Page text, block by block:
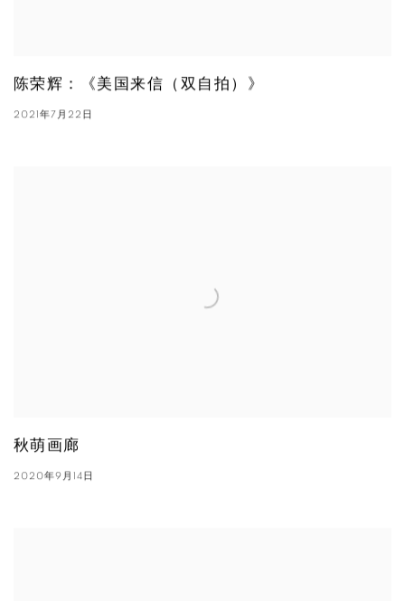
陈荣辉：《美国来信（双自拍）》
2021年7月22日
秋萌画廊
2020年9月14日